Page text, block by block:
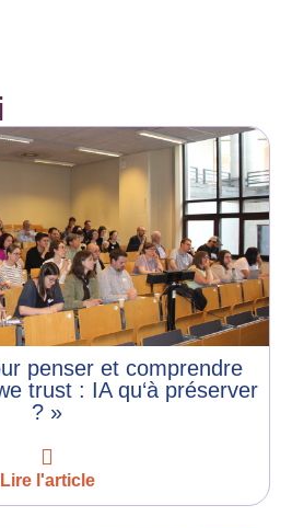
penser et comprendre
trust : IA qu‘à préserver
? »
Lire l'article